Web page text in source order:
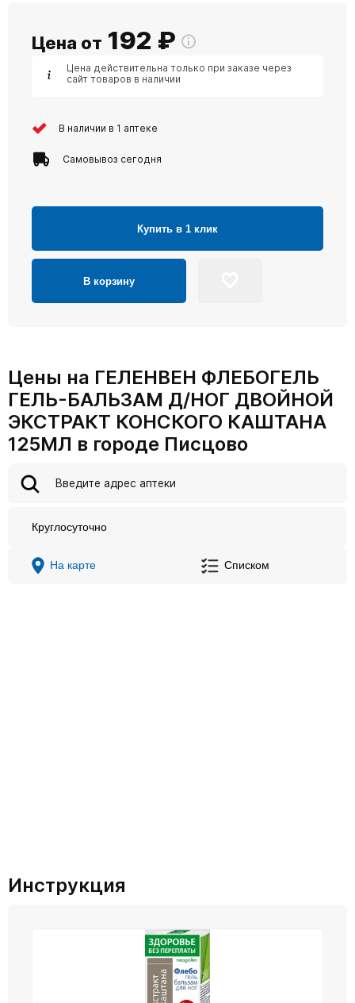
Цена от 192 ₽
Цена действительна только при заказе через
сайт товаров в наличии
В наличии в 1 аптеке
Самовывоз сегодня
Купить в 1 клик
В корзину
Цены на ГЕЛЕНВЕН ФЛЕБОГЕЛЬ
ГЕЛЬ-БАЛЬЗАМ Д/НОГ ДВОЙНОЙ
ЭКСТРАКТ КОНСКОГО КАШТАНА
125МЛ в городе Писцово
Круглосуточно
На карте Списком
Инструкция